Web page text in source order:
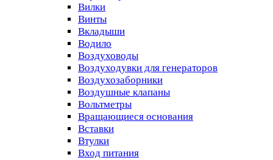
Вилки
Винты
Вкладыши
Водило
Воздуховоды
Воздуходувки для генераторов
Воздухозаборники
Воздушные клапаны
Вольтметры
Вращающиеся основания
Вставки
Втулки
Вход питания